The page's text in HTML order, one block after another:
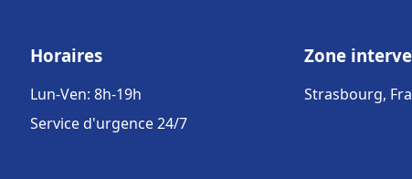
Horaires
Lun-Ven: 8h-19h
Service d'urgence 24/7
Zone
Strasbourg,